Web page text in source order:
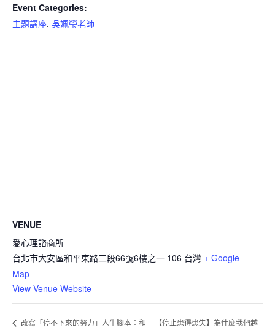
Event Categories:
主題講座, 吳姵瑩老師
VENUE
愛心理諮商所
台北市大安區和平東路二段66號6樓之一 106 台灣 + Google
Map
View Venue Website
改寫「停不下來的努力」人生腳本：和
【停止患得患失】為什麼我們越